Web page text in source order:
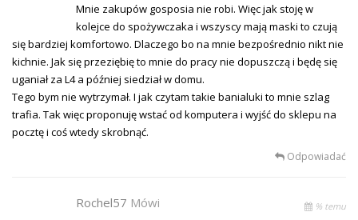
Mnie zakupów gosposia nie robi. Więc jak stoję w
kolejce do spożywczaka i wszyscy mają maski to czują
się bardziej komfortowo. Dlaczego bo na mnie bezpośrednio nikt nie
kichnie. Jak się przeziębię to mnie do pracy nie dopuszczą i będę się
uganiał za L4 a później siedział w domu.
Tego bym nie wytrzymał. I jak czytam takie banialuki to mnie szlag
trafia. Tak więc proponuję wstać od komputera i wyjść do sklepu na
pocztę i coś wtedy skrobnąć.
Odpowiadać
Rochel57 Mówi % temu